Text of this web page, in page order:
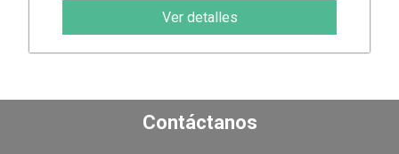
Ver detalles
Contáctanos